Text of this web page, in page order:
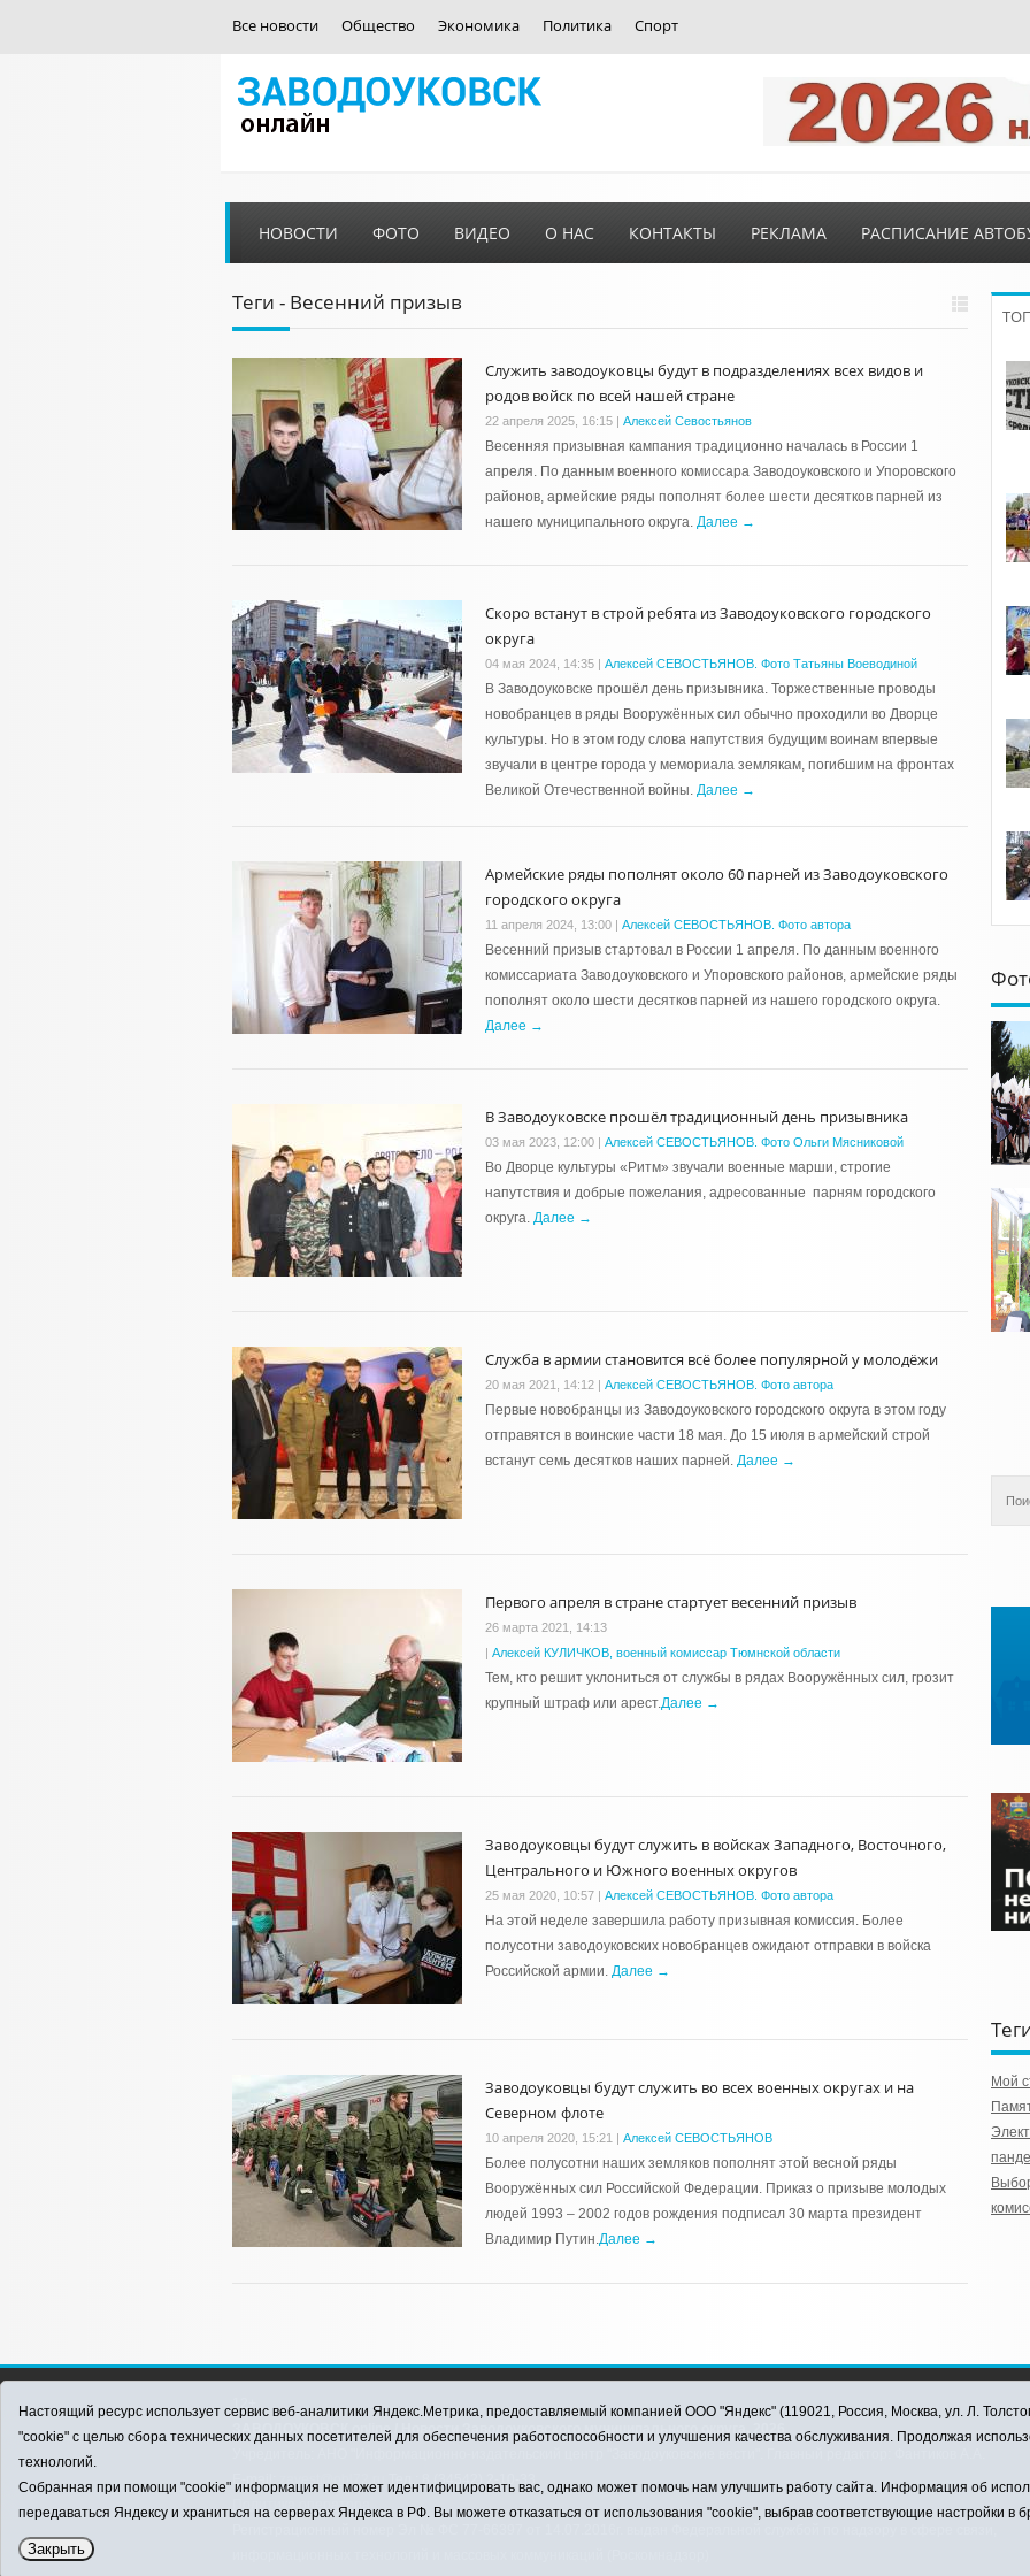
Все новости Общество Экономика Политика Спорт
НОВОСТИ ФОТО ВИДЕО О НАС КОНТАКТЫ РЕКЛАМА РАСПИСАНИЕ
Теги - Весенний призыв
Служить заводоуковцы будут в подразделениях всех видов и
родов войск по всей нашей стране
22 апреля 2025, 16:15 | Алексей Севостьянов
Весенняя призывная кампания традиционно началась в России 1
апреля. По данным военного комиссара Заводоуковского и Упоровского
районов, армейские ряды пополнят более шести десятков парней из
нашего муниципального округа. Далее →
Скоро встанут в строй ребята из Заводоуковского городского
округа
04 мая 2024, 14:35 | Алексей СЕВОСТЬЯНОВ. Фото Татьяны Воеводиной
В Заводоуковске прошёл день призывника. Торжественные проводы
новобранцев в ряды Вооружённых сил обычно проходили во Дворце
культуры. Но в этом году слова напутствия будущим воинам впервые
звучали в центре города у мемориала землякам, погибшим на фронтах
Великой Отечественной войны. Далее →
Армейские ряды пополнят около 60 парней из Заводоуковского
городского округа
11 апреля 2024, 13:00 | Алексей СЕВОСТЬЯНОВ. Фото автора
Весенний призыв стартовал в России 1 апреля. По данным военного
комиссариата Заводоуковского и Упоровского районов, армейские ряды
пополнят около шести десятков парней из нашего городского округа.
Далее →
В Заводоуковске прошёл традиционный день призывника
03 мая 2023, 12:00 | Алексей СЕВОСТЬЯНОВ. Фото Ольги Мясниковой
Во Дворце культуры «Ритм» звучали военные марши, строгие
напутствия и добрые пожелания, адресованные парням городского
округа. Далее →
Служба в армии становится всё более популярной у молодёжи
20 мая 2021, 14:12 | Алексей СЕВОСТЬЯНОВ. Фото автора
Первые новобранцы из Заводоуковского городского округа в этом году
отправятся в воинские части 18 мая. До 15 июля в армейский строй
встанут семь десятков наших парней. Далее →
Первого апреля в стране стартует весенний призыв
26 марта 2021, 14:13
| Алексей КУЛИЧКОВ, военный комиссар Тюмнской области
Тем, кто решит уклониться от службы в рядах Вооружённых сил, грозит
крупный штраф или арест.Далее →
Заводоуковцы будут служить в войсках Западного, Восточного,
Центрального и Южного военных округов
25 мая 2020, 10:57 | Алексей СЕВОСТЬЯНОВ. Фото автора
На этой неделе завершила работу призывная комиссия. Более
полусотни заводоуковских новобранцев ожидают отправки в войска
Российской армии. Далее →
Заводоуковцы будут служить во всех военных округах и на
Северном флоте
10 апреля 2020, 15:21 | Алексей СЕВОСТЬЯНОВ
Более полусотни наших земляков пополнят этой весной ряды
Вооружённых сил Российской Федерации. Приказ о призыве молодых
людей 1993 – 2002 годов рождения подписал 30 марта президент
Владимир Путин.Далее →
Мой
ЗАВОДОУКОВСК online / Новости Заводоуковского муниципального округа, 2026
E-mail:
Тел.: 8 (34542) 2-10-33
Политика оператора
Настоящий ресурс использует сервис веб-аналитики Яндекс.Метрика, предоставляемый компанией ООО "Яндекс" (119021, Россия, Москва, ул. Л.
"cookie" с целью сбора технических данных посетителей для обеспечения работоспособности и улучшения качества обслуживания. Продолжая
технологий.
Собранная при помощи "cookie" информация не может идентифицировать вас, однако может помочь нам улучшить работу сайта. Информация об
передаваться Яндексу и храниться на серверах Яндекса в РФ. Вы можете отказаться от использования "cookie", выбрав соответствующие настройки в
Закрыть